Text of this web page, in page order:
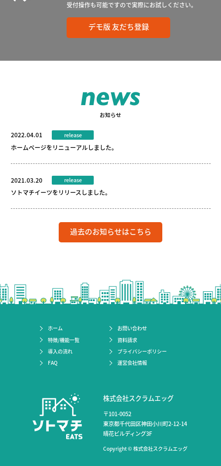
受付操作も可能ですので実際にお試しください。
デモ版 友だち登録
news
お知らせ
2022.04.01 release
ホームページをリニューアルしました。
2021.03.20 release
ソトマチイーツをリリースしました。
過去のお知らせはこちら
株式会社スクラムエッグ
〒101-0052
東京都千代田区神田小川町2-12-14
晴花ビルディング3F
Copyright © 株式会社スクラムエッグ
ホーム
特徴/機能一覧
導入の流れ
FAQ
お問い合わせ
資料請求
プライバシーポリシー
運営会社情報